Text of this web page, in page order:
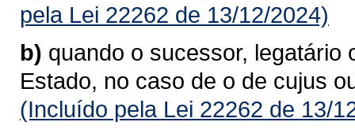
pela Lei 22262 de 13/12/2024)
b) quando o sucessor, legatário
Estado, no caso de o de cujus
(Incluído pela Lei 22262 de 13/